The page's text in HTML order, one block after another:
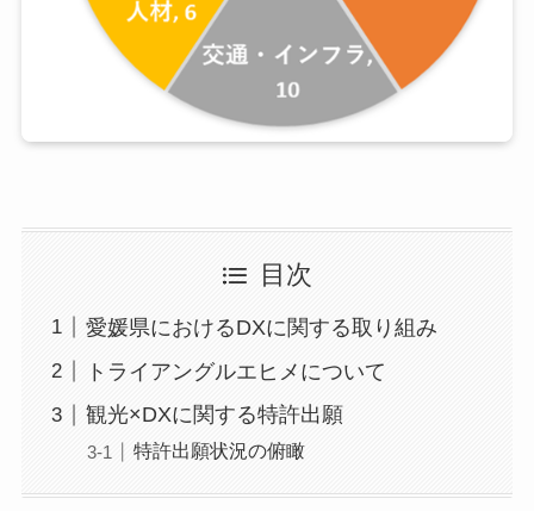
目次
愛媛県におけるDXに関する取り組み
トライアングルエヒメについて
観光×DXに関する特許出願
特許出願状況の俯瞰